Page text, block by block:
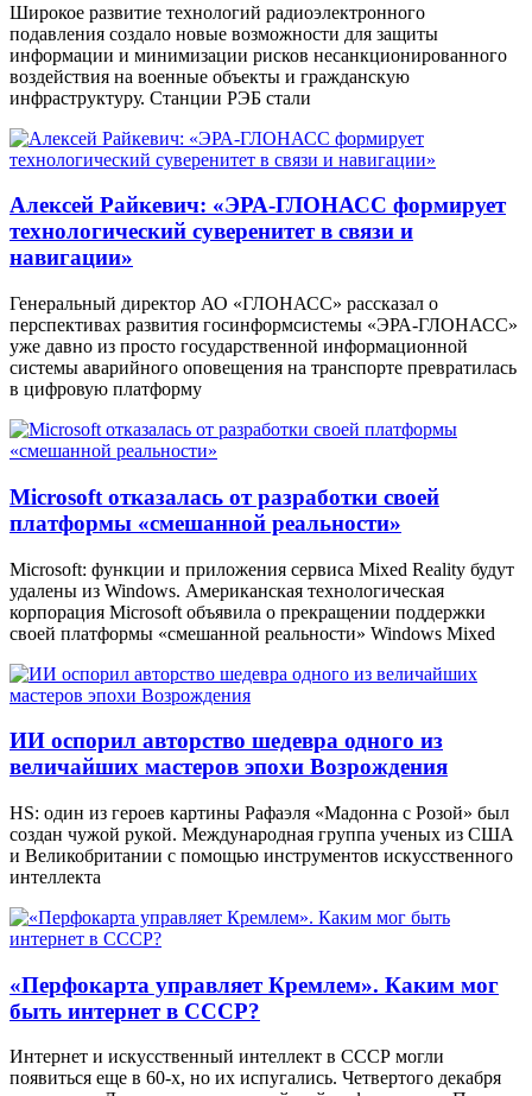
Широкое развитие технологий радиоэлектронного
подавления создало новые возможности для защиты
информации и минимизации рисков несанкционированного
воздействия на военные объекты и гражданскую
инфраструктуру. Станции РЭБ стали
Алексей Райкевич: «ЭРА-ГЛОНАСС формирует
технологический суверенитет в связи и
навигации»
Генеральный директор АО «ГЛОНАСС» рассказал о
перспективах развития госинформсистемы «ЭРА-ГЛОНАСС»
уже давно из просто государственной информационной
системы аварийного оповещения на транспорте превратилась
в цифровую платформу
Microsoft отказалась от разработки своей
платформы «смешанной реальности»
Microsoft: функции и приложения сервиса Mixed Reality будут
удалены из Windows. Американская технологическая
корпорация Microsoft объявила о прекращении поддержки
своей платформы «смешанной реальности» Windows Mixed
ИИ оспорил авторство шедевра одного из
величайших мастеров эпохи Возрождения
HS: один из героев картины Рафаэля «Мадонна с Розой» был
создан чужой рукой. Международная группа ученых из США
и Великобритании с помощью инструментов искусственного
интеллекта
«Перфокарта управляет Кремлем». Каким мог
быть интернет в СССР?
Интернет и искусственный интеллект в СССР могли
появиться еще в 60-х, но их испугались. Четвертого декабря